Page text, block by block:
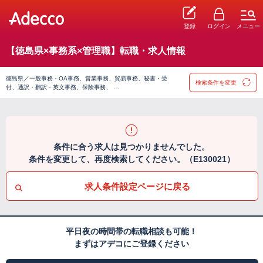
登録 ログイン メニュー
【徳島県×事務系×管理職】転職・求人情報
徳島県／一般事務・OA事務、営業事務、貿易事務、秘書・受
付、通訳・翻訳・英文事務、保険事務、 …
検索条件を変更
条件に合う求人は見つかりませんでした。
条件を変更して、再度検索してください。（E130021）
求人条件設定ページに戻る
平日夜の時間帯の転職相談も可能！
まずはアデコにご登録ください